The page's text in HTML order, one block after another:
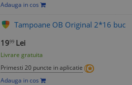
Adauga in cos
Tampoane OB Original 2*16 buc
1999 Lei
Livrare gratuita
Primesti 20 puncte in aplicatie
Adauga in cos